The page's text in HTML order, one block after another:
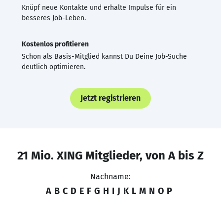
Knüpf neue Kontakte und erhalte Impulse für ein
besseres Job-Leben.
Kostenlos profitieren
Schon als Basis-Mitglied kannst Du Deine Job-Suche
deutlich optimieren.
Jetzt registrieren
21 Mio. XING Mitglieder, von A bis Z
Nachname:
A B C D E F G H I J K L M N O P